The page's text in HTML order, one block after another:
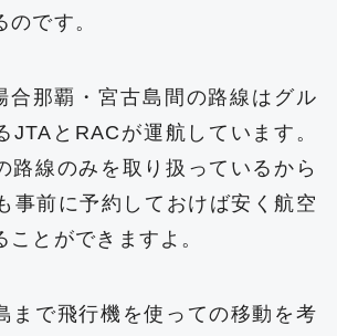
です。
合那覇・宮古島間の路線はグル
JTAとRACが運航しています。
路線のみを取り扱っているから
事前に予約しておけば安く航空
とができますよ。
まで飛行機を使っての移動を考